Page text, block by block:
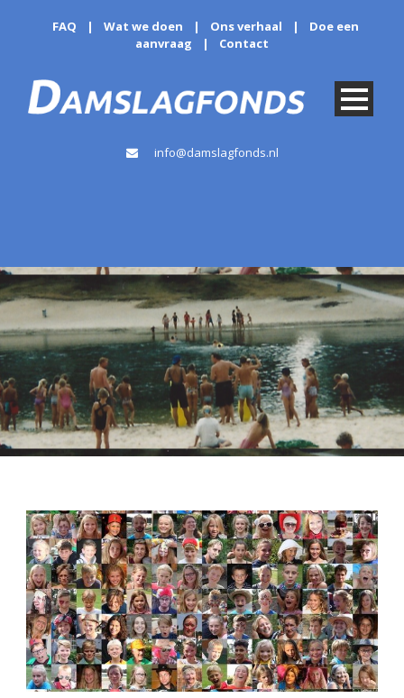
FAQ | Wat we doen | Ons verhaal |
Doe een
aanvraag
| Contact
info@damslagfonds.nl